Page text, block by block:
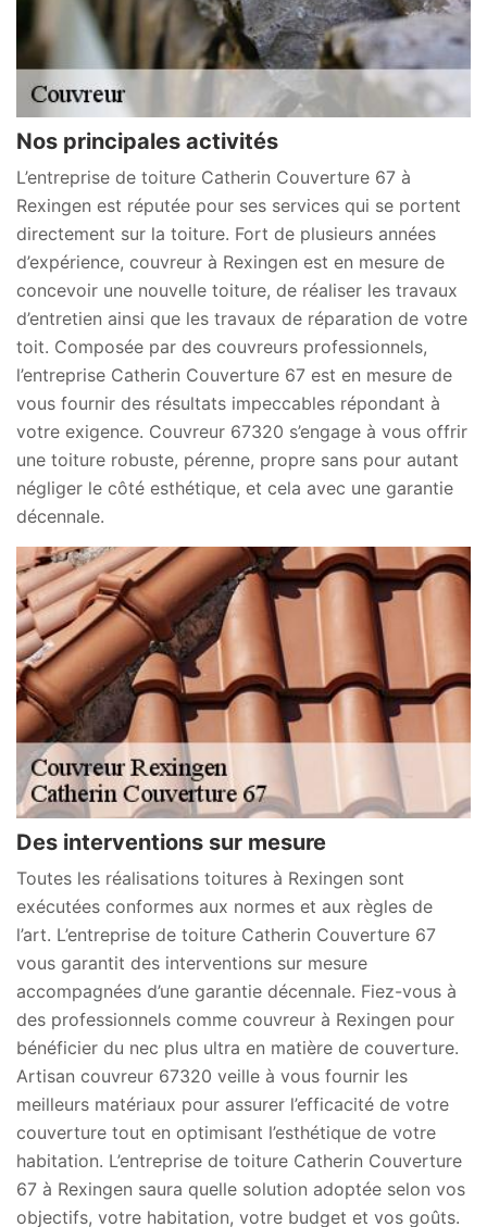
Nos principales activités
L’entreprise de toiture Catherin Couverture 67 à
Rexingen est réputée pour ses services qui se portent
directement sur la toiture. Fort de plusieurs années
d’expérience, couvreur à Rexingen est en mesure de
concevoir une nouvelle toiture, de réaliser les travaux
d’entretien ainsi que les travaux de réparation de votre
toit. Composée par des couvreurs professionnels,
l’entreprise Catherin Couverture 67 est en mesure de
vous fournir des résultats impeccables répondant à
votre exigence. Couvreur 67320 s’engage à vous offrir
une toiture robuste, pérenne, propre sans pour autant
négliger le côté esthétique, et cela avec une garantie
décennale.
Des interventions sur mesure
Toutes les réalisations toitures à Rexingen sont
exécutées conformes aux normes et aux règles de
l’art. L’entreprise de toiture Catherin Couverture 67
vous garantit des interventions sur mesure
accompagnées d’une garantie décennale. Fiez-vous à
des professionnels comme couvreur à Rexingen pour
bénéficier du nec plus ultra en matière de couverture.
Artisan couvreur 67320 veille à vous fournir les
meilleurs matériaux pour assurer l’efficacité de votre
couverture tout en optimisant l’esthétique de votre
habitation. L’entreprise de toiture Catherin Couverture
67 à Rexingen saura quelle solution adoptée selon vos
objectifs, votre habitation, votre budget et vos goûts.